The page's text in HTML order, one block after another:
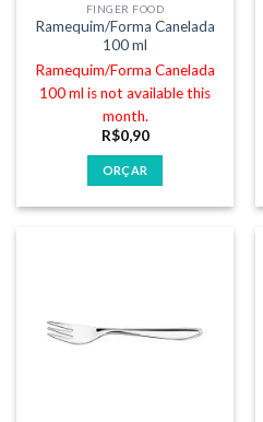
FINGER FOOD
Ramequim/Forma Canelada
100 ml
Ramequim/Forma Canelada
100 ml is not available this
month.
R$0,90
ORÇAR